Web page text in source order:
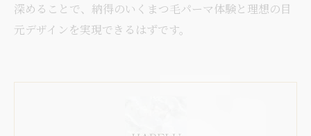
深めることで、納得のいくまつ毛パーマ体験と理想の目
元デザインを実現できるはずです。